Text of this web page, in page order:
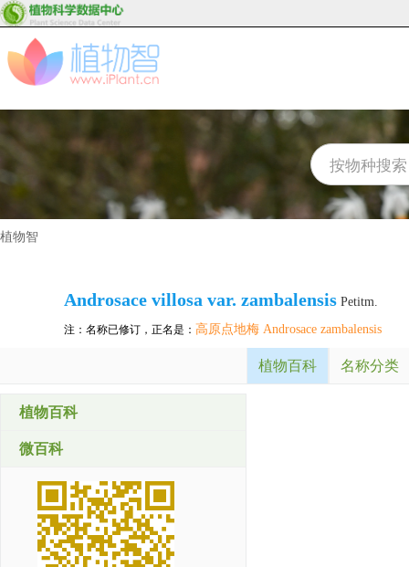
植物智
Androsace villosa var. zambalensis Petitm.
注：名称已修订，正名是： 高原点地梅 Androsace zambalensis
植物百科 名称分类
植物百科
微百科